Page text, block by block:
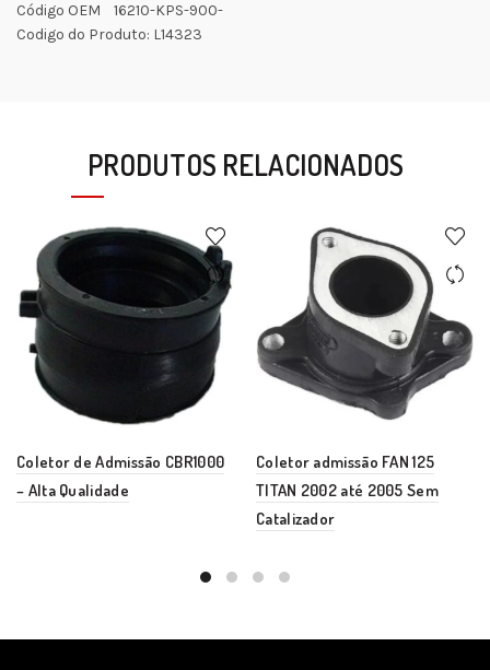
Código OEM 16210-KPS-900-
Codigo do Produto: L14323
PRODUTOS RELACIONADOS
Coletor de Admissão CBR1000
– Alta Qualidade
Coletor admissão FAN 125
TITAN 2002 até 2005 Sem
Catalizador